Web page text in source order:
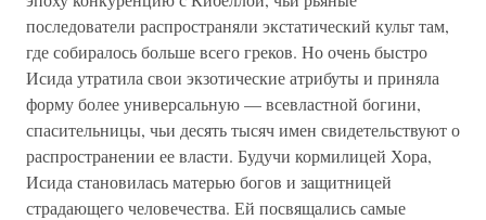
последователи распространяли экстатический культ там,
где собиралось больше всего греков. Но очень быстро
Исида утратила свои экзотические атрибуты и приняла
форму более универсальную — всевластной богини,
спасительницы, чьи десять тысяч имен свидетельствуют о
распространении ее власти. Будучи кормилицей Хора,
Исида становилась матерью богов и защитницей
страдающего человечества. Ей посвящались самые